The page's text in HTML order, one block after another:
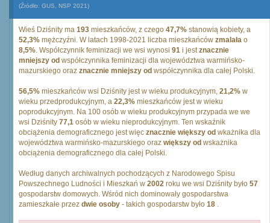
(Źródło: GUS, NSP 2021)
Wieś Dziśnity ma 193 mieszkańców, z czego 47,7% stanowią kobiety, a
52,3% mężczyźni. W latach 1998-2021 liczba mieszkańców zmalała o
8,5%. Współczynnik feminizacji we wsi wynosi 91 i jestznacznie
mniejszy od współczynnika feminizacji dla województwa warmińsko-
mazurskiego oraz znacznie mniejszy od współczynnika dla całej Polski.
56,5% mieszkańców wsi Dziśnity jest w wieku produkcyjnym, 21,2% w
wieku przedprodukcyjnym, a 22,3% mieszkańców jest w wieku
poprodukcyjnym. Na 100 osób w wieku produkcyjnym przypada we we
wsi Dziśnity 77,1 osób w wieku nieprodukcyjnym. Ten wskaźnik
obciążenia demograficznego jest więc znacznie większy od wkażnika dla
województwa warmińsko-mazurskiego oraz większy od wskażnika
obciążenia demograficznego dla całej Polski.
Według danych archiwalnych pochodzących z Narodowego Spisu
Powszechnego Ludności i Mieszkań w 2002 roku we wsi Dziśnity było 57
gospodarstw domowych. Wśród nich dominowały gospodarstwa
zamieszkałe przez dwie osoby - takich gospodarstw było 18 .